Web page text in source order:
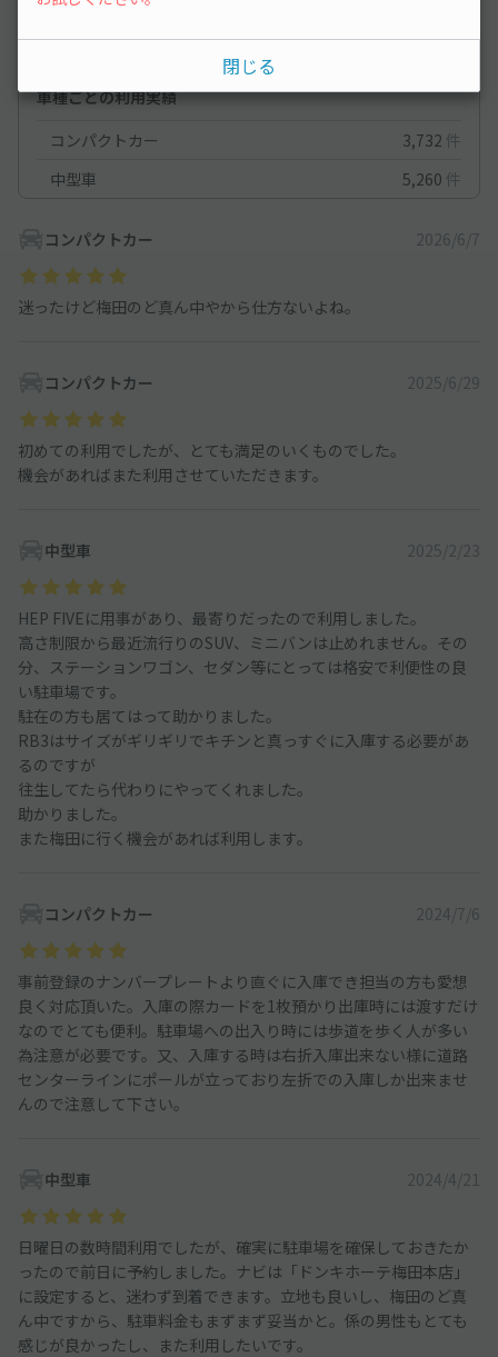
4.4 駐車料金
車種ごとの利用実績
コンパクトカー
3,732 件
中型車
5,260 件
コンパクトカー 2026/6/7
迷ったけど梅田のど真ん中やから仕方ないよね。
コンパクトカー 2025/6/29
初めての利用でしたが、とても満足のいくものでした。
機会があればまた利用させていただきます。
中型車 2025/2/23
HEP FIVEに用事があり、最寄りだったので利用しました。
高さ制限から最近流行りのSUV、ミニバンは止めれません。その
分、ステーションワゴン、セダン等にとっては格安で利便性の良
い駐車場です。
駐在の方も居てはって助かりました。
RB3はサイズがギリギリでキチンと真っすぐに入庫する必要があ
るのですが
往生してたら代わりにやってくれました。
助かりました。
また梅田に行く機会があれば利用します。
コンパクトカー 2024/7/6
事前登録のナンバープレートより直ぐに入庫でき担当の方も愛想
良く対応頂いた。入庫の際カードを1枚預かり出庫時には渡すだけ
なのでとても便利。駐車場への出入り時には歩道を歩く人が多い
為注意が必要です。又、入庫する時は右折入庫出来ない様に道路
センターラインにポールが立っており左折での入庫しか出来ませ
んので注意して下さい。
中型車 2024/4/21
日曜日の数時間利用でしたが、確実に駐車場を確保しておきたか
ったので前日に予約しました。ナビは「ドンキホーテ梅田本店」
に設定すると、迷わず到着できます。立地も良いし、梅田のど真
ん中ですから、駐車料金もまずまず妥当かと。係の男性もとても
感じが良かったし、また利用したいです。
閉じる